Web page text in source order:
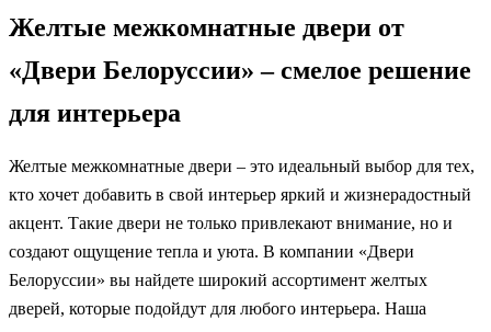
Желтые межкомнатные двери от
«Двери Белоруссии» – смелое решение
для интерьера
Желтые межкомнатные двери – это идеальный выбор для тех,
кто хочет добавить в свой интерьер яркий и жизнерадостный
акцент. Такие двери не только привлекают внимание, но и
создают ощущение тепла и уюта. В компании «Двери
Белоруссии» вы найдете широкий ассортимент желтых
дверей, которые подойдут для любого интерьера. Наша